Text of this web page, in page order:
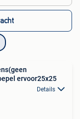
ervoor25x25
Details